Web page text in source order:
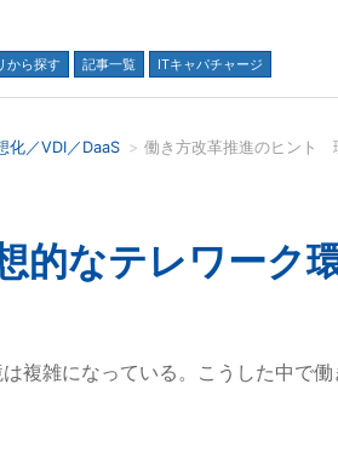
から探す 記事一覧 ITキャパチャージ
化／VDI／DaaS
なテレワーク
複雑になっている。こうした中で